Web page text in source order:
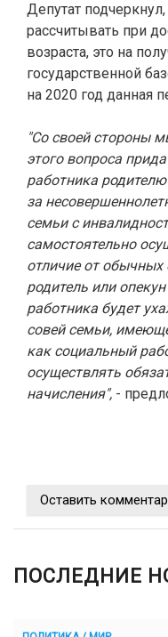
Депутат
рассчитывать при
возраста, это на
государственной
на 2020 год данная
"Со своей стороны
этого вопроса
работника
за
семьи с
самостоятельно
отличие от
родитель или
работника будет
совей семьи,
как социальный
осуществлять
начисления", -
Оставить
ПОСЛЕДНИЕ